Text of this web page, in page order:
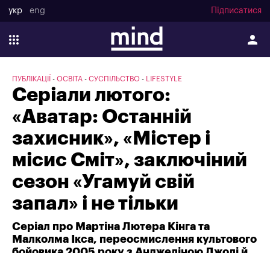
укр eng Підписатися
ПУБЛІКАЦІЇ ОСВІТА СУСПІЛЬСТВО LIFESTYLE
Серіали лютого:
«Аватар: Останній
захисник», «Містер і
місис Сміт», заключіний
сезон «Угамуй свій
запал» і не тільки
Серіал про Мартіна Лютера Кінга та
Малколма Ікса, переосмислення культового